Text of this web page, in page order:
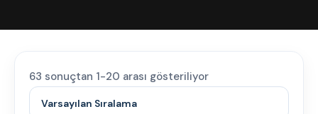
63 sonuçtan 1-20 arası gösteriliyor